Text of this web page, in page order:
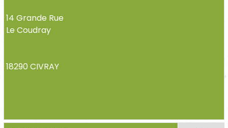
14 Grande Rue
Le Coudray
18290 CIVRAY